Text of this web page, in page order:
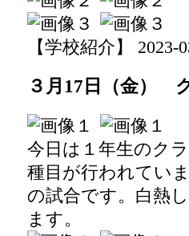
【学校紹介】 2023-
３月17日（金）
今日は１年生のク
種目が行われてい
の試合です。白熱
ます。